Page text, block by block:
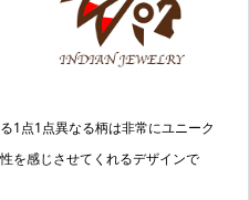
1点1点異なる柄は非常にユニーク
を感じさせてくれるデザインで